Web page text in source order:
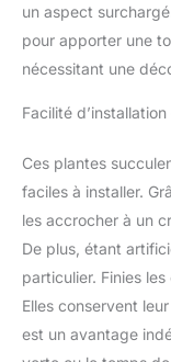
un aspect
pour apporter une
nécessitant une
Facilité
Ces plantes
faciles à installer.
les accrocher à un
De plus, étant
particulier. Finies
Elles conservent
est un avantage